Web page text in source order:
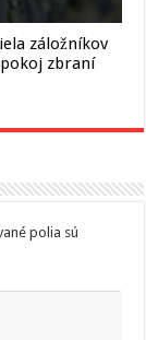
záložníkov
zbraní
polia sú